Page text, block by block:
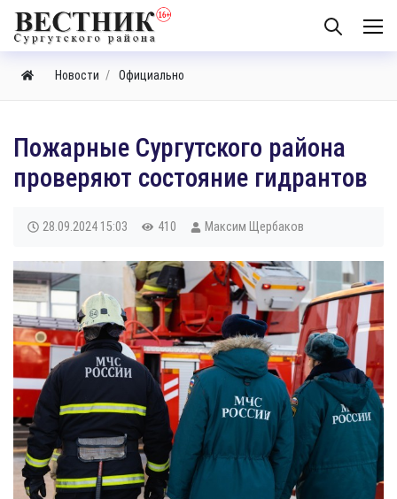
Новости Официально
Пожарные Сургутского района
проверяют состояние гидрантов
28.09.2024 15:03 410 Максим Щербаков